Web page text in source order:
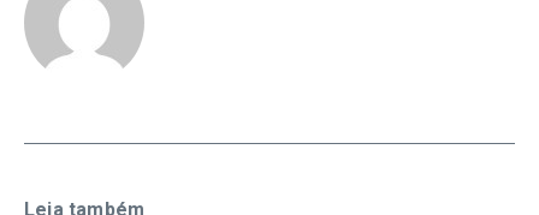
Leia também